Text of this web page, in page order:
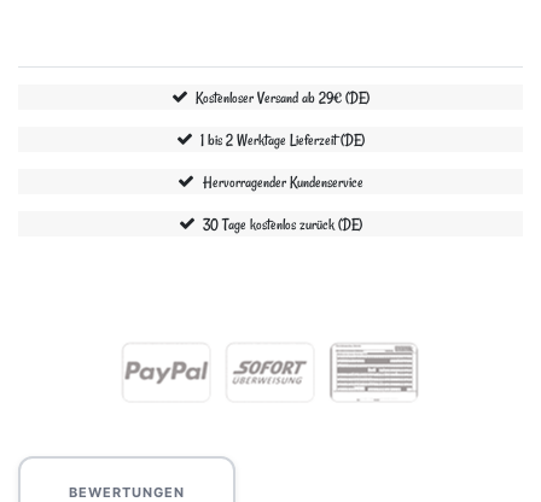
Kostenloser Versand ab 29€ (DE)
1 bis 2 Werktage Lieferzeit (DE)
Hervorragender Kundenservice
30 Tage kostenlos zurück (DE)
BEWERTUNGEN